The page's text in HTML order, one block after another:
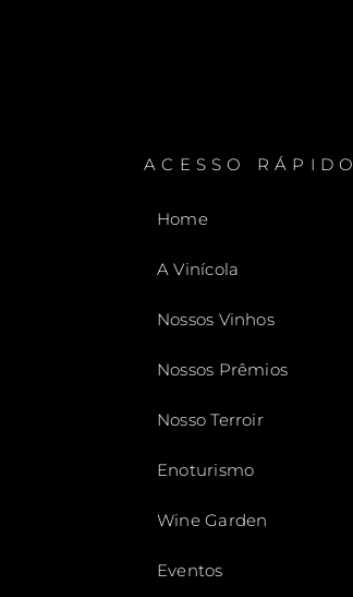
ACESSO RÁPIDO
Home
A Vinícola
Nossos Vinhos
Nossos Prêmios
Nosso Terroir
Enoturismo
Wine Garden
Eventos